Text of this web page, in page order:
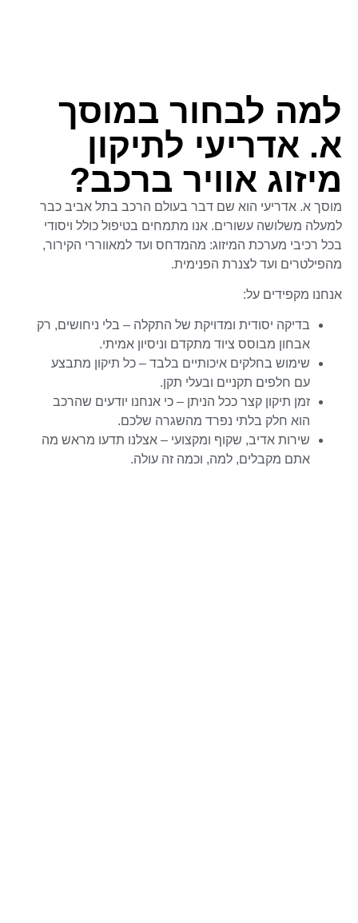
למה לבחור במוסך
א. אדריעי לתיקון
מיזוג אוויר ברכב?
מוסך א. אדריעי הוא שם דבר בעולם הרכב בתל אביב כבר
למעלה משלושה עשורים. אנו מתמחים בטיפול כולל ויסודי
בכל רכיבי מערכת המיזוג: מהמדחס ועד למאווררי הקירור,
מהפילטרים ועד לצנרת הפנימית.
אנחנו מקפידים על:
בדיקה יסודית ומדויקת של התקלה – בלי ניחושים, רק
אבחון מבוסס ציוד מתקדם וניסיון אמיתי.
שימוש בחלקים איכותיים בלבד – כל תיקון מתבצע
עם חלפים תקניים ובעלי תקן.
זמן תיקון קצר ככל הניתן – כי אנחנו יודעים שהרכב
הוא חלק בלתי נפרד מהשגרה שלכם.
שירות אדיב, שקוף ומקצועי – אצלנו תדעו מראש מה
אתם מקבלים, למה, וכמה זה עולה.